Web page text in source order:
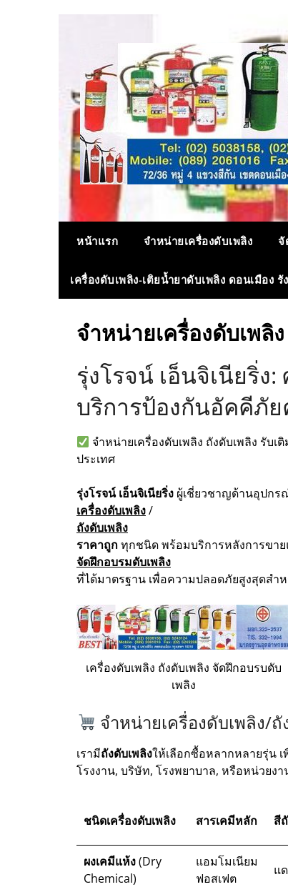
หน้าแรก จำหน่ายเครื่องดับเพลิง จั
เครื่องดับเพลิง-เติยน้ำยาดับเพลิง ดอนเมือ
จำหน่ายเครื่องดับเพลิง
รุ่งโรจน์ เอ็นจิเนียริ่ง
บริการป้องกันอัคคีภัย
จำหน่ายเครื่องดับเพลิง ถังดับเพลิง รับ
ประเทศ
รุ่งโรจน์ เอ็นจิเนียริ่ง ผู้เชี่ยวชาญด้านอุปกร
เครื่องดับเพลิง/
ถังดับเพลิง
ราคาถูกทุกชนิด พร้อมบริการหลังการขาย
จัดฝึกอบรมดับเพลิง
ที่ได้มาตรฐาน เพื่อความปลอดภัยสูงสุดส
เครื่องดับเพลิง ถังดับเพลิง จัดฝึกอบรบดับ
เพลิง
จำหน่ายเครื่องดับเพลิง/
เรามีถังดับเพลิงให้เลือกซื้อหลากหลายรุ่น
โรงงาน, บริษัท, โรงพยาบาล, หรือหน่วยง
ชนิดเครื่องดับเพลิง สารเคมีหลัก สี
ผงเคมีแห้ง(Dry
Chemical)
แอมโมเนียม
ฟอสเฟต
แ